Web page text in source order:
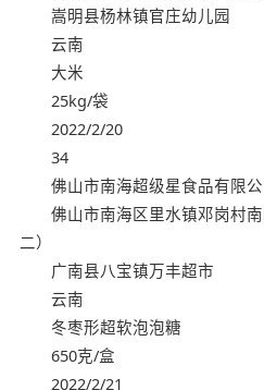
嵩明县杨林镇官庄幼儿园
云南
大米
25kg/袋
2022/2/20
34
佛山市南海超级星食品有限
佛山市南海区里水镇邓岗村
二）
广南县八宝镇万丰超市
云南
冬枣形超软泡泡糖
650克/盒
2022/2/21